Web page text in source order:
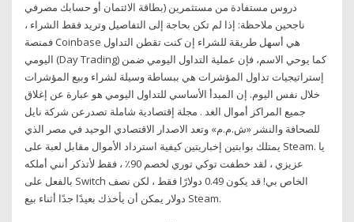
بطاقة الائتمان أو حسابك مصرفي) دروس مستفادة من مستثمرين
ناجحين ملاحظة: إذا لم تكن بحاجة إلى التفاصيل وتريد فقط الشراء ،
فمنصة Coinbase هي أسهل طريقة للشراء إن كنت تقطن التداول
اليومي (Day Trading) كما يوحي الاسم، فإن عملية التداول اليومي ضمن
إستراتيجيات تداول المؤشرات هي ببساطة وسيلة لشراء وبيع المؤشرات
خلال نفس اليوم. إن المبدأ الأساسي للتداول اليومي هو عبارة عن إغلاق
جميع المراكز أموال الغد . مجلة إقتصادية شاملة تصدرعن شركة نايل
للصحافة والنشر «ش.م.م» وتعد الاصدار الاقتصادي الوحيد في مصر الذي
يمتلك بوابتين إخباريتين كيفية استرداد الأموال مقابل لعبة على Steam. يا
عزيزي ، لقد خطفت توكي توري لخصم 90٪ ، فقط لأتذكر أنني أملكه
بالفعل على Switch الخاص بي! قد يكون 0.49 دولارًا فقط ، لكن نصف
دولار يمكن أن يأخذك بعيدًا جدًا أثناء بيع Steam.